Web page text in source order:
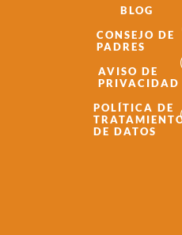
BLOG
CONSEJO DE
PADRES
AVISO DE
PRIVACIDAD
POLÍTICA DE
DE DATOS